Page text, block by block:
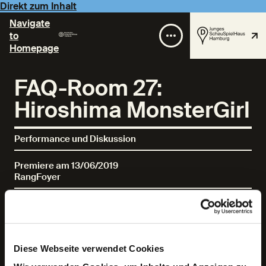
Diese Webseite verwendet Cookies
Direkt zum Inhalt
Navigate
to
Homepage
FAQ-Room 27:
Hiroshima MonsterGirl
Performance und Diskussion
Premiere am 13/06/2019
RangFoyer